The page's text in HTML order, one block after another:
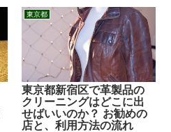
東京都
東京都新宿区で革製品の
クリーニングはどこに出
せばいいのか？ お勧めの
店と、利用方法の流れ